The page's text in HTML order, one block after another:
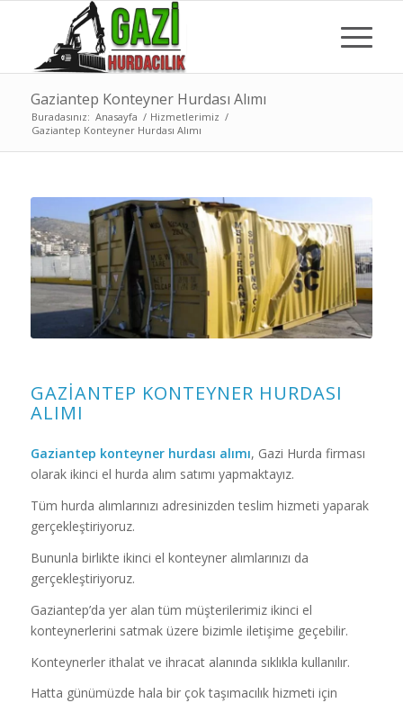
Gaziantep Konteyner Hurdası Alımı
Buradasınız: Anasayfa / Hizmetlerimiz /
Gaziantep Konteyner Hurdası Alımı
GAZIANTEP KONTEYNER HURDASI
ALIMI
Gaziantep konteyner hurdası alımı, Gazi Hurda firması
olarak ikinci el hurda alım satımı yapmaktayız.
Tüm hurda alımlarınızı adresinizden teslim hizmeti yaparak
gerçekleştiriyoruz.
Bununla birlikte ikinci el konteyner alımlarınızı da
gerçekleştiriyoruz.
Gaziantep’da yer alan tüm müşterilerimiz ikinci el
konteynerlerini satmak üzere bizimle iletişime geçebilir.
Konteynerler ithalat ve ihracat alanında sıklıkla kullanılır.
Hatta günümüzde hala bir çok taşımacılık hizmeti için